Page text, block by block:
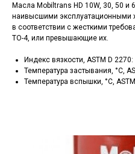
Масла Mobiltrans HD 10W, 30, 50
наивысшими эксплуатационными
в соответствии с жесткими
TO-4, или превышающие их.
Индекс вязкости, ASTM D 2270:
Температура застывания, °C,
Температура вспышки, °C,